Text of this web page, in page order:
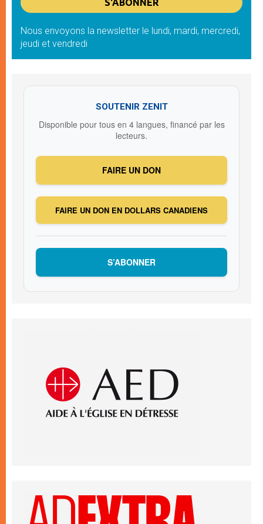
Nous envoyons la newsletter le lundi, mardi, mercredi,
jeudi et vendredi
SOUTENIR ZENIT
Disponible pour tous en 4 langues, financé par les
lecteurs.
FAIRE UN DON
FAIRE UN DON EN DOLLARS CANADIENS
S’ABONNER